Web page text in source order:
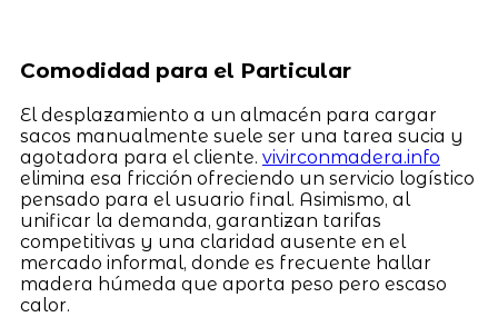
Comodidad para el Particular
El desplazamiento a un almacén para cargar
sacos manualmente suele ser una tarea sucia y
agotadora para el cliente. vivirconmadera.info
elimina esa fricción ofreciendo un servicio logístico
pensado para el usuario final. Asimismo, al
unificar la demanda, garantizan tarifas
competitivas y una claridad ausente en el
mercado informal, donde es frecuente hallar
madera húmeda que aporta peso pero escaso
calor.